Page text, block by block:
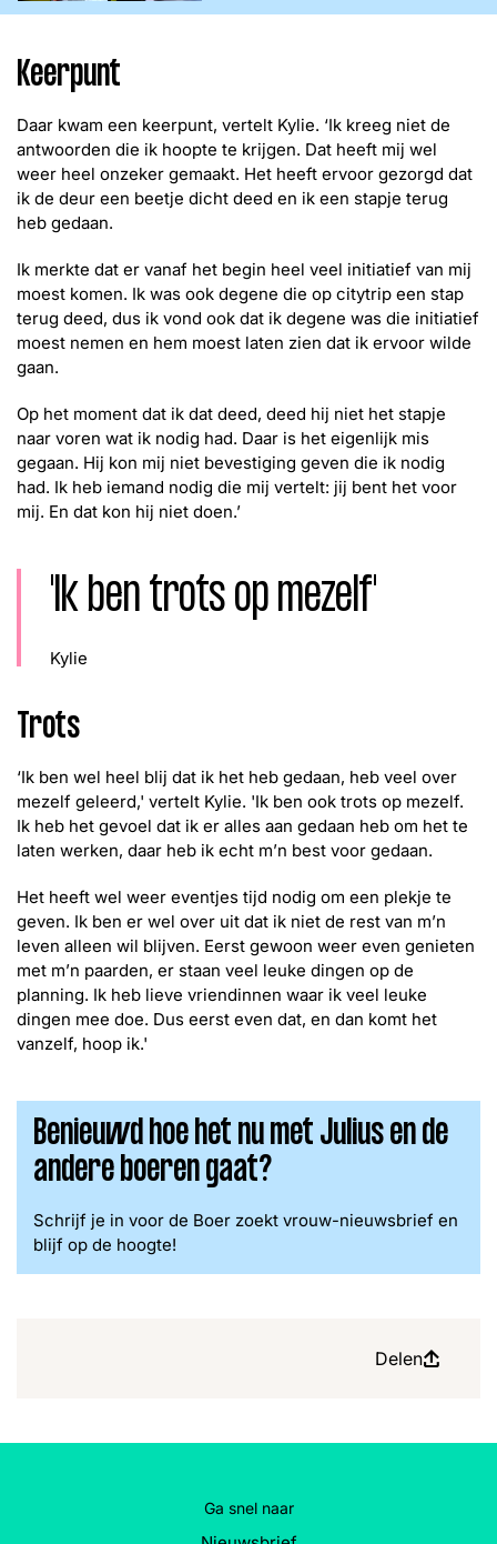
Keerpunt
Daar kwam een keerpunt, vertelt Kylie. ‘Ik kreeg niet de
antwoorden die ik hoopte te krijgen. Dat heeft mij wel
weer heel onzeker gemaakt. Het heeft ervoor gezorgd dat
ik de deur een beetje dicht deed en ik een stapje terug
heb gedaan.
Ik merkte dat er vanaf het begin heel veel initiatief van mij
moest komen. Ik was ook degene die op citytrip een stap
terug deed, dus ik vond ook dat ik degene was die initiatief
moest nemen en hem moest laten zien dat ik ervoor wilde
gaan.
Op het moment dat ik dat deed, deed hij niet het stapje
naar voren wat ik nodig had. Daar is het eigenlijk mis
gegaan. Hij kon mij niet bevestiging geven die ik nodig
had. Ik heb iemand nodig die mij vertelt: jij bent het voor
mij. En dat kon hij niet doen.’
'Ik ben trots op mezelf'
Kylie
Trots
‘Ik ben wel heel blij dat ik het heb gedaan, heb veel over
mezelf geleerd,' vertelt Kylie. 'Ik ben ook trots op mezelf.
Ik heb het gevoel dat ik er alles aan gedaan heb om het te
laten werken, daar heb ik echt m’n best voor gedaan.
Het heeft wel weer eventjes tijd nodig om een plekje te
geven. Ik ben er wel over uit dat ik niet de rest van m’n
leven alleen wil blijven. Eerst gewoon weer even genieten
met m’n paarden, er staan veel leuke dingen op de
planning. Ik heb lieve vriendinnen waar ik veel leuke
dingen mee doe. Dus eerst even dat, en dan komt het
vanzelf, hoop ik.'
Benieuwd hoe het nu met Julius en de
andere boeren gaat?
Schrijf je in voor de Boer zoekt vrouw-nieuwsbrief en
blijf op de hoogte!
Delen
Ga snel naar